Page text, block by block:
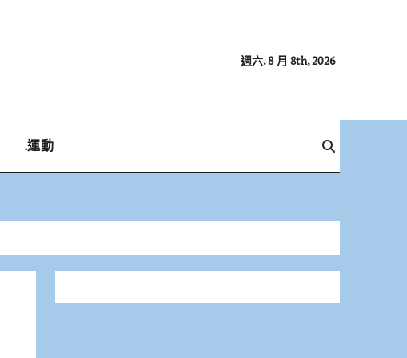
週六. 8 月 8th, 2026
.運動